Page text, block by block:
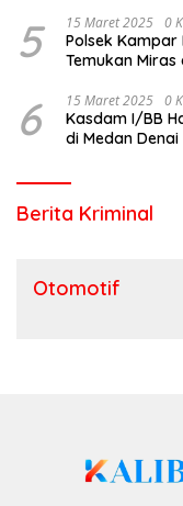
5 15 Maret 2025 0
Polsek Kampar
Temukan Miras
6 15 Maret 2025 0
Kasdam I/BB
di Medan Denai
Berita Kriminal
Otomotif